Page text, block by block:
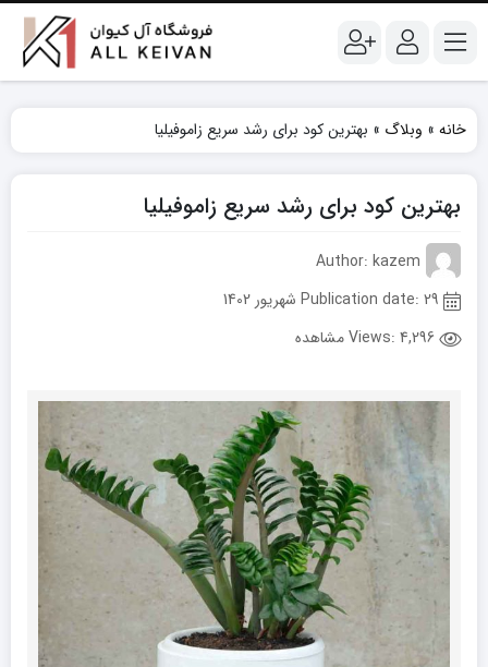
خانه » وبلاگ » بهترین کود برای رشد سریع زاموفیلیا
بهترین کود برای رشد سریع زاموفیلیا
Author: kazem
4,296 مشاهده